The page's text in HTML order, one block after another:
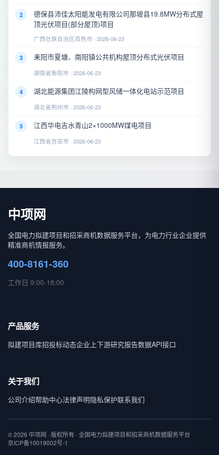
2
德保县沛佳太阳能发电有限公司那坡县19.8MW分布式屋
顶光伏项目(部分屋顶)项目
广西壮族自治区百色市 · 2026-06-23
3 耒阳市夏塘、南阳镇公共机构屋顶分布式光伏项目
湖南省衡阳市 · 2026-06-23
4 湖北能源集团江陵构网型风储一体化电站示范项目
湖北省荆州市 · 2026-06-23
5 江西华电吉水青山2×1000MW煤电项目
江西省吉安市 · 2026-06-23
中项网
全国电力拟建项目和招采商机数据服务平台，为电力行业企业提供
精准商机情报服务。
400-8161-360
工作日 9:00-18:00
产品服务
拟建项目库招投标动态企业上下游研究报告数据API接口
关于我们
公司介绍帮助中心法律声明隐私保护联系我们
© 2026 中项网 · 版权所有 · 全国电力拟建项目和招采商机数据服务平台
京ICP备10019002号-1